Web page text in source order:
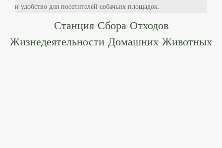
и удобство для посетителей собачьих площадок.
Станция Сбора Отходов
Жизнедеятельности Домашних Животных